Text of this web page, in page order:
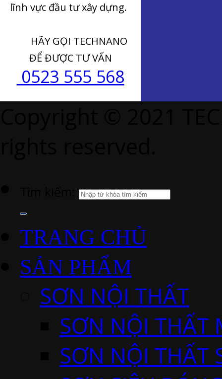
lĩnh vực đầu tư xây dựng.
HÃY GỌI TECHNANO
ĐỂ ĐƯỢC TƯ VẤN
0523 555 568
TRANG CHỦ
SẢN PHẨM
SƠN NỘI THẤT
SƠN NỘI THẤT
SƠN NỘI THẤT